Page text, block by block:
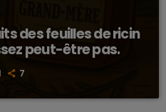
des feuilles de ricin
peut-être pas.
7